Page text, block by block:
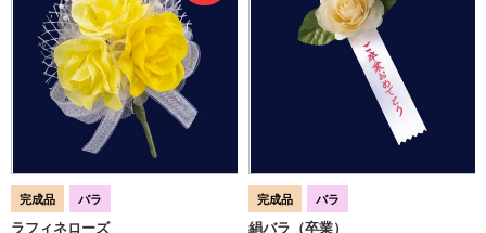
完成品 バラ
ラフィネローズ
完成品 バラ
絹バラ（卒業）